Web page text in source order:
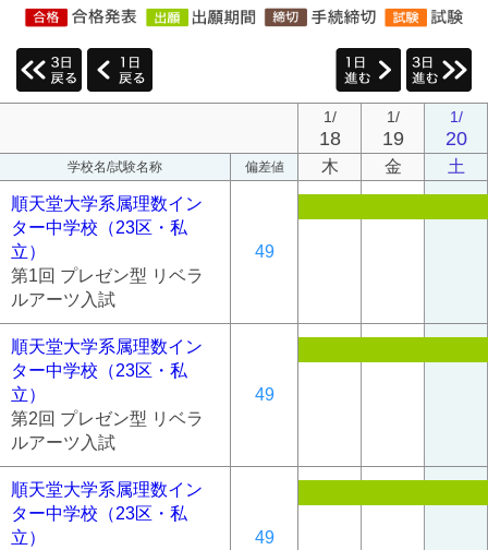
1/
18
1/
19
1/
20
学校名/試験名称 偏差値 木 金
土
順天堂大学系属理数イン
ター中学校（23区・私
立）
第1回 プレゼン型 リベラ
ルアーツ入試
49
順天堂大学系属理数イン
ター中学校（23区・私
立）
第2回 プレゼン型 リベラ
ルアーツ入試
49
順天堂大学系属理数イン
ター中学校（23区・私
立）
49